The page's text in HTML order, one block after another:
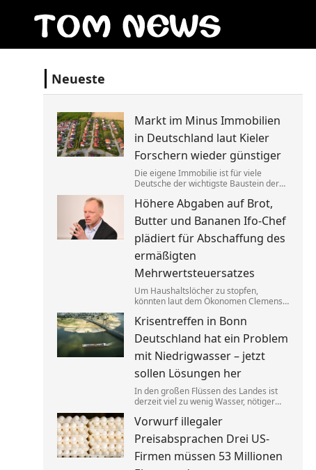
Neueste
Markt im Minus Immobilien
in Deutschland laut Kieler
Forschern wieder günstiger
Die eigene Immobilie ist für viele
Deutsche der wichtigste Baustein der
Inflation und Kaufkraft sind
Wohnimmobilien laut einer Studie
heute aber weniger wert als vor einem
Jahr.
Höhere Abgaben auf Brot,
Butter und Bananen Ifo-Chef
plädiert für Abschaffung des
ermäßigten
Mehrwertsteuersatzes
Um Haushaltslöcher zu stopfen,
könnten laut dem Ökonomen Clemens
bezahlen. Bedürftige sollten dagegen
an anderer Stelle gezielt entlastet
werden.
Krisentreffen in Bonn
Deutschland hat ein Problem
mit Niedrigwasser – jetzt
sollen Lösungen her
In den großen Flüssen des Landes ist
derzeit viel zu wenig Wasser, nötiger
Verkehrsminister Steffen Bilger lädt
nun zum Krisengespräch. Industrie- und
Schifffahrtsverbände haben vorab klare
Forderungen.
Vorwurf illegaler
Preisabsprachen Drei US-
Firmen müssen 53 Millionen